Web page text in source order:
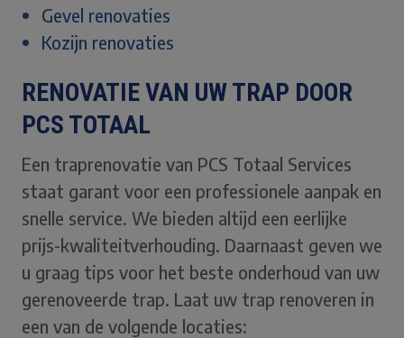
Gevel renovaties
Kozijn renovaties
RENOVATIE VAN UW TRAP DOOR
PCS TOTAAL
Een traprenovatie van PCS Totaal Services
staat garant voor een professionele aanpak en
snelle service. We bieden altijd een eerlijke
prijs-kwaliteitverhouding. Daarnaast geven we
u graag tips voor het beste onderhoud van uw
gerenoveerde trap. Laat uw trap renoveren in
een van de volgende locaties: